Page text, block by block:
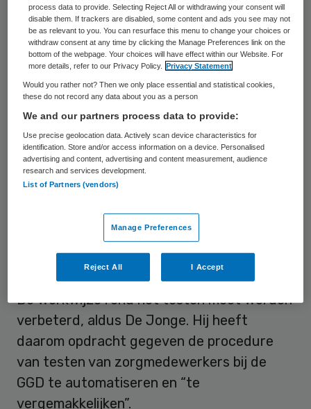
optimaal, zijn er verschillen tussen regio’s
en waren er vragen over de financiering van
het testen.”
Werkgevers zijn
verantwoordelijk
Hij heeft in een brief aan de zorgkoepels de
werkgevers erop gewezen dat zij de
testen van hun werknemers. De Jonge
heeft hen er ook op gewezen “dat er geen
sprake van mag zijn dat zorgmedewerkers
de testen zelf moeten financieren”.
De werkwijze rond het testen moet worden
verbeterd, aldus De Jonge. Hij heeft
daarom opdracht gegeven de procedure
van testen van zorgmedewerkers bij de
GGD te automatiseren en “te
vergemakkelijken”.
process data to provide. Selecting Reject All or withdrawing your consent will
disable them. If trackers are disabled, some content and ads you see may not
be as relevant to you. You can resurface this menu to change your choices or
withdraw consent at any time by clicking the Manage Preferences link on the
bottom of the webpage. Your choices will have effect within our Website. For
more details, refer to our Privacy Policy.
Privacy Statement
Would you rather not? Then we only place essential and statistical cookies,
these do not record any data about you as a person
We and our partners process data to provide:
Use precise geolocation data. Actively scan device characteristics for
identification. Store and/or access information on a device. Personalised
advertising and content, advertising and content measurement, audience
research and services development.
List of Partners (vendors)
Manage Preferences
Reject All I Accept